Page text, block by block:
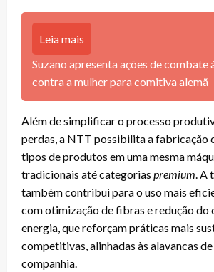
Leia mais
Suzano apresenta ações de combate
contra a mulher para comitiva alemã
Além de simplificar o processo
perdas, a NTT possibilita a fabricação
tipos de produtos em uma mesma
tradicionais até categorias premium. A
também contribui para o uso mais
com otimização de fibras e redução do
energia, que reforçam práticas mais
competitivas, alinhadas às alavancas
companhia.